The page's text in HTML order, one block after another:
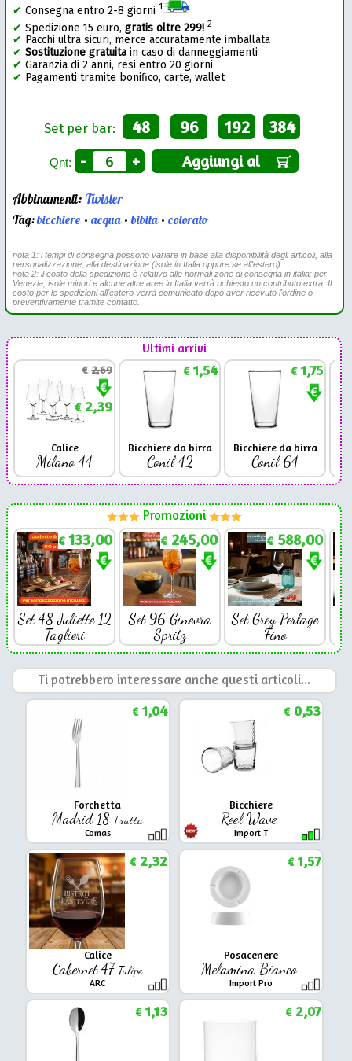
✔ Consegna entro 2-8 giorni 1
✔ Spedizione 15 euro,gratis oltre 299! 2
✔ Pacchi ultra sicuri, merce accuratamente imballata
✔ Sostituzione gratuitain caso di danneggiamenti
✔ Garanzia di 2 anni, resi entro 20 giorni
✔ Pagamenti tramite bonifico, carte, wallet
Set per bar: 48 96 192 384
Qnt: - + Aggiungi al
Abbinamenti:Twister
Tag:bicchiere •acqua•bibita•colorato
nota 1: i tempi di consegna possono variare in base alla disponibilità degli articoli, alla
personalizzazione, alla destinazione (isole in Italia oppure se all'estero)
nota 2: il costo della spedizione è relativo alle normali zone di consegna in italia: per
Venezia, isole minori e alcune altre aree in Italia verrà richiesto un contributo extra. Il
costo per le spedizioni all'estero verrà comunicato dopo aver ricevuto l'ordine o
preventivamente tramite contatto.
Ultimi arrivi
€2,69
€2,39
Calice
Milano 44
€1,54
Bicchiere da birra
Conil 42
€1,75
Bicchiere da birra
Conil 64
Promozioni
€ 133,00
Set 48 Juliette 12
Taglieri
€ 245,00
Set 96 Ginevra
Spritz
€ 588,00
Set Grey Perlage
Fino
Ti potrebbero interessare anche questi articoli...
Forchetta
Madrid 18 Frutta
Comas
€1,04
Bicchiere
Reel Wave
Import T
€0,53
Calice
Cabernet 47 Tulipe
ARC
€2,32
Posacenere
Melamina Bianco
Import Pro
€1,57
€1,13 €2,07